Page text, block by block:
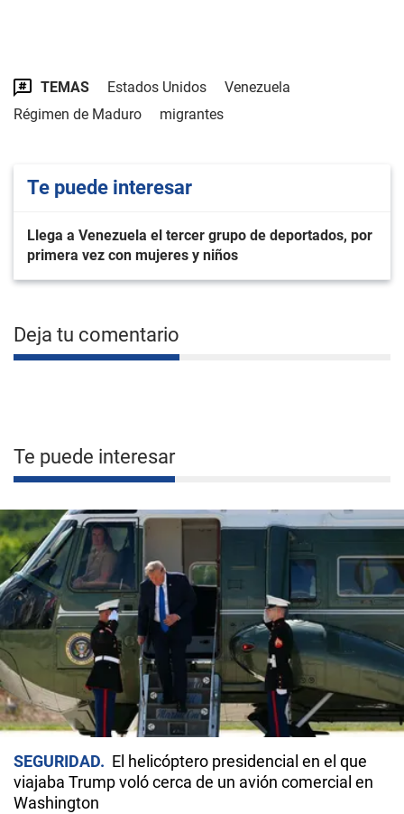
TEMAS Estados Unidos
Venezuela
Régimen de Maduro
migrantes
Te puede interesar
Llega a Venezuela el tercer grupo de deportados, por
primera vez con mujeres y niños
Deja tu comentario
Te puede interesar
SEGURIDAD
El helicóptero presidencial en el que
viajaba Trump voló cerca de un avión comercial en
Washington